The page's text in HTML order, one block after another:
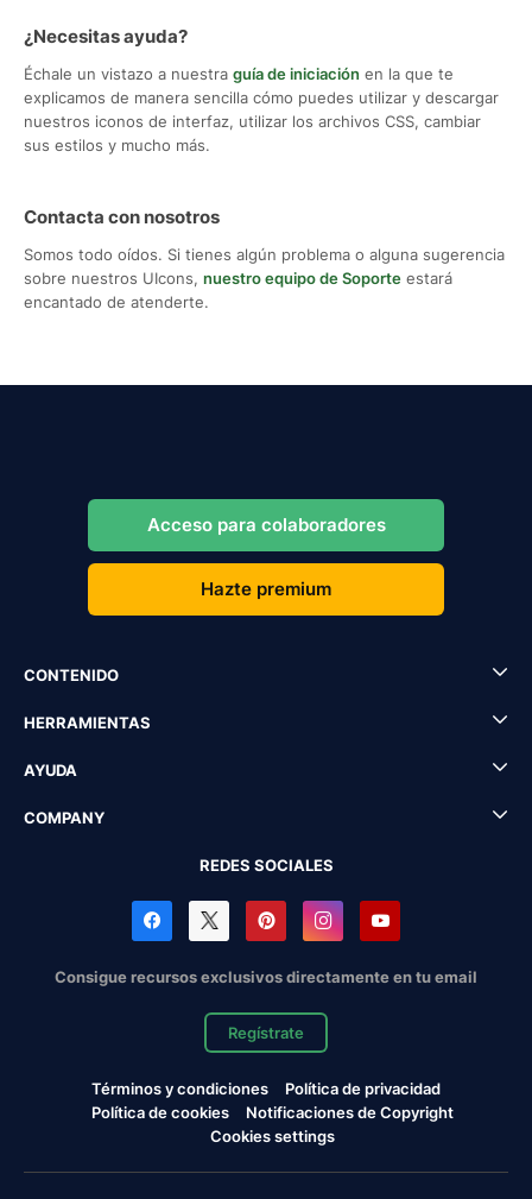
¿Necesitas ayuda?
Échale un vistazo a nuestra guía de iniciación en la que te
explicamos de manera sencilla cómo puedes utilizar y descargar
nuestros iconos de interfaz, utilizar los archivos CSS, cambiar
sus estilos y mucho más.
Contacta con nosotros
Somos todo oídos. Si tienes algún problema o alguna sugerencia
sobre nuestros UIcons, nuestro equipo de Soporte estará
encantado de atenderte.
Acceso para colaboradores
Hazte premium
CONTENIDO
HERRAMIENTAS
AYUDA
COMPANY
REDES SOCIALES
Consigue recursos exclusivos directamente en tu email
Regístrate
Términos y condiciones
Política de privacidad
Política de cookies
Notificaciones de Copyright
Cookies settings